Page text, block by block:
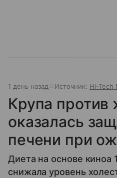
1 день назад Источник: Hi-Tech
Крупа против
оказалась
печени при
Диета на основе киноа
снижала уровень